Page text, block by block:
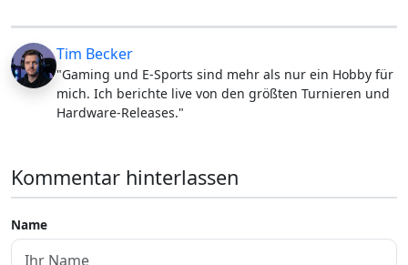
Tim Becker
"Gaming und E-Sports sind mehr als nur ein Hobby für
mich. Ich berichte live von den größten Turnieren und
Hardware-Releases."
Kommentar hinterlassen
Name